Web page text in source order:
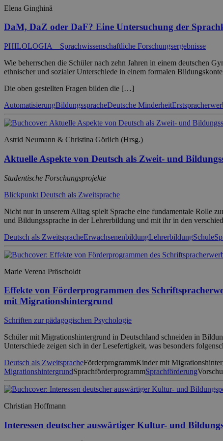
Elena Ginghină
DaM, DaZ oder DaF? Eine Untersuchung der
PHILOLOGIA – Sprachwissenschaftliche Forschungsergebnisse
Wie beherrschen die Schüler nach zehn Jahren in einem deutschen
ethnischer und sozialer Unterschiede in einem formalen
Die oben gestellten Fragen bilden die […]
AutomatisierungBildungsspracheDeutsche Minderheit
Astrid Neumann & Christina Görlich (Hrsg.)
Aktuelle Aspekte von Deutsch als Zweit- und
Studentische Forschungsprojekte
Blickpunkt Deutsch als Zweitsprache
Nicht nur in unserem Alltag spielt Sprache eine fundamentale Rolle
und Bildungssprache in der Lehrerbildung und mit ihr in den
Deutsch als ZweitspracheErwachsenenbildungLehrerbildungSchule
Marie Verena Pröscholdt
Effekte von Förderprogrammen des
mit Migrationshintergrund
Schriften zur pädagogischen Psychologie
Schüler mit Migrationshintergrund in Deutschland schneiden in
Unterschiede zeigen sich in der Lesefertigkeit, was besonders
Deutsch als ZweitspracheFörderprogrammKinder mit
MigrationshintergrundSprachförderprogrammSprachförderung
Christian Hoffmann
Interessen deutscher auswärtiger Kultur- und